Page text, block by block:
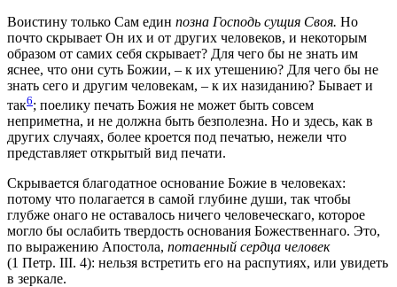
Воистину только Сам един позна Господь сущия Своя. Но
почто скрывает Он их и от других человеков, и некоторым
образом от самих себя скрывает? Для чего бы не знать им
яснее, что они суть Божии, – к их утешению? Для чего бы не
знать сего и другим человекам, – к их назиданию? Бывает и
так6; поелику печать Божия не может быть совсем
неприметна, и не должна быть безполезна. Но и здесь, как в
других случаях, более кроется под печатью, нежели что
представляет открытый вид печати.
Скрывается благодатное основание Божие в человеках:
потому что полагается в самой глубине души, так чтобы
глубже онаго не оставалось ничего человеческаго, которое
могло бы ослабить твердость основания Божественнаго. Это,
по выражению Апостола, потаенный сердца человек
(1 Петр. III. 4): нельзя встретить его на распутиях, или увидеть
в зеркале.